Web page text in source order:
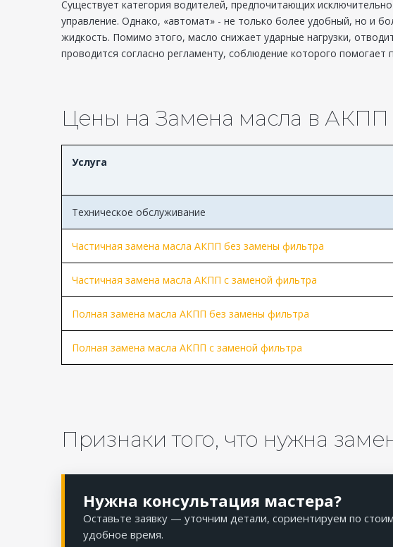
Существует категория водителей, предпочитающих
управление. Однако, «автомат» - не только более удобный, но и
жидкость. Помимо этого, масло снижает ударные нагрузки,
проводится согласно регламенту, соблюдение которого
Цены на Замена масла в АКПП
Услуга
Техническое обслуживание
Частичная замена масла АКПП без замены фильтра
Частичная замена масла АКПП с заменой фильтра
Полная замена масла АКПП без замены фильтра
Полная замена масла АКПП с заменой фильтра
Признаки того, что нужна
Нужна консультация мастера?
Оставьте заявку — уточним детали, сориентируем по
удобное время.